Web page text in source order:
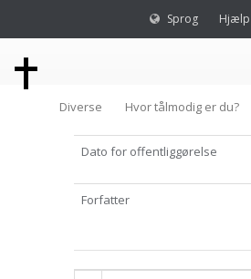
Sprog Hjælp
Diverse Hvor tålmodig er du?
Dato for offentliggørelse
Forfatter